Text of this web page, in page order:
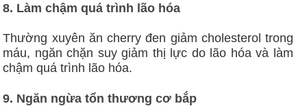
8. Làm chậm quá trình lão hóa
Thường xuyên ăn cherry đen giảm cholesterol trong
máu, ngăn chặn suy giảm thị lực do lão hóa và làm
chậm quá trình lão hóa.
9. Ngăn ngừa tổn thương cơ bắp